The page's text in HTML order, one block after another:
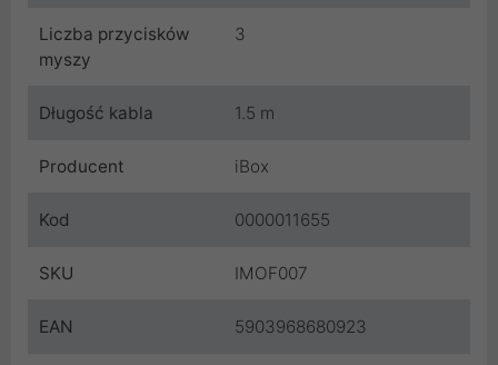
Liczba przycisków
myszy
3
Długość kabla 1.5 m
Producent iBox
Kod 0000011655
SKU IMOF007
EAN 5903968680923